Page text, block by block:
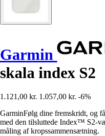
Garmin
skala index S2
1.121,00 kr. 1.057,00 kr. -6%
GarminFølg dine fremskridt, og
med den tilsluttede Index™ S2-
måling af kropssammensætning.